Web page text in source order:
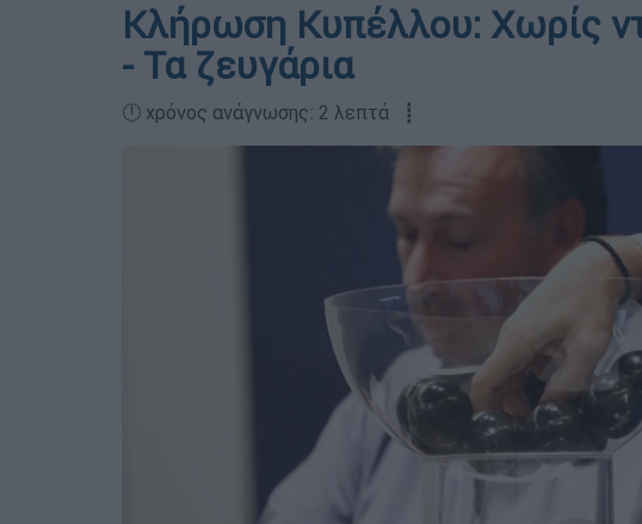
Κλήρωση Κυπέλλου: Χωρίς
- Τα ζευγάρια
🕛 χρόνος ανάγνωσης: 2 λεπτά ┋